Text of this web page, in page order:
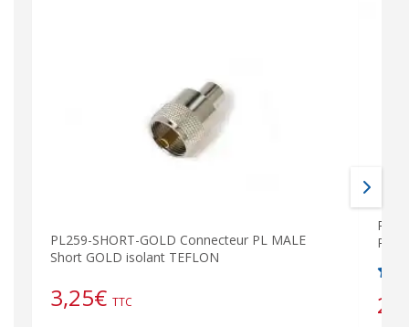
PL259-SHORT-GOLD Connecteur PL MALE
Short GOLD isolant TEFLON
3,25€ TTC